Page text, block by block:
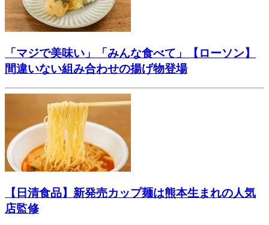
「マジで美味い」「みんな食べて」【ローソン】
間違いない組み合わせの揚げ物登場
【日清食品】新発売カップ麺は熊本生まれの人気
店監修